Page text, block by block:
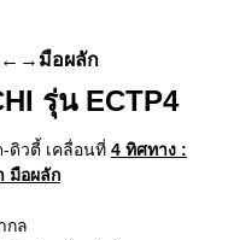
←→มือผลัก
รุ่น ECTP4
ดิวตี้ เคลื่อนที่ 4 ทิศทาง :
มือผลัก
กล